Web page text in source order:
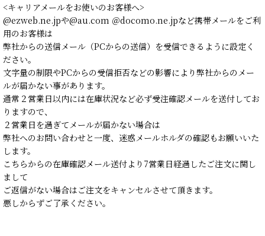
<キャリアメールをお使いのお客様へ>
@ezweb.ne.jpや@au.com ＠docomo.ne.jpなど携帯メールをご利
用のお客様は
弊社からの送信メール（PCからの送信）を受信できるように設定く
ださい。
文字量の制限やPCからの受信拒否などの影響により弊社からのメー
ルが届かない事があります。
通常２営業日以内には在庫状況など必ず受注確認メールを送付してお
りますので、
２営業日を過ぎてメールが届かない場合は
弊社へのお問い合わせと一度、迷惑メールホルダの確認もお願いいた
します。
こちらからの在庫確認メール送付より7営業日経過したご注文に関し
まして
ご返信がない場合はご注文をキャンセルさせて頂きます。
悪しからずご了承ください。